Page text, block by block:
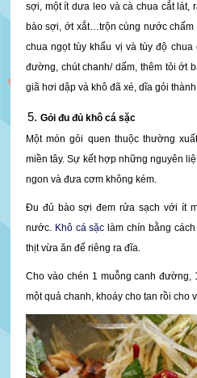
sợi, một ít dưa leo và cà chua cắt lát,
bào sợi, ớt xắt…trộn cùng nước
chua ngọt tùy khẩu vị và tùy độ
đường, chút chanh/ dấm, thêm tỏi ớt
giã hơi dập và khô đã xé, dĩa gỏi
Gỏi đu đủ khô cá sặc
Một món gỏi quen thuộc thường
miền tây. Sự kết hợp những nguyên
ngon và đưa cơm không kém.
Đu đủ bào sợi đem rửa sạch với ít
nước. Khô cá sặc làm chín bằng
thịt vừa ăn để riêng ra đĩa.
Cho vào chén 1 muỗng canh đường,
một quả chanh, khoáy cho tan rồi cho